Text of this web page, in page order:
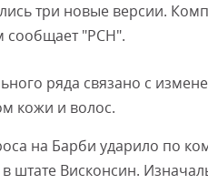
три новые версии.
сообщает "РСН".
ряда связано с
кожи и волос.
на Барби ударило по
штате Висконсин.